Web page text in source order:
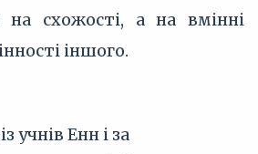
на схожості, а на вмінні
іншого.
учнів Енн і за